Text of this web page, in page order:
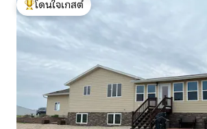
โดนใจเกสต์ที่สุด
โดนใจเกสต์